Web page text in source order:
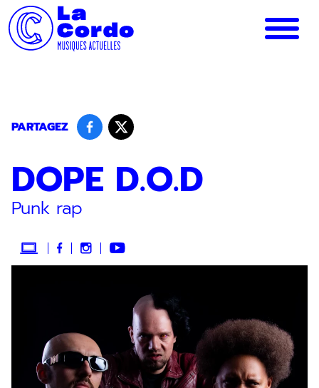
Panneau de gestion des cookies
PARTAGEZ
DOPE D.O.D
Punk rap